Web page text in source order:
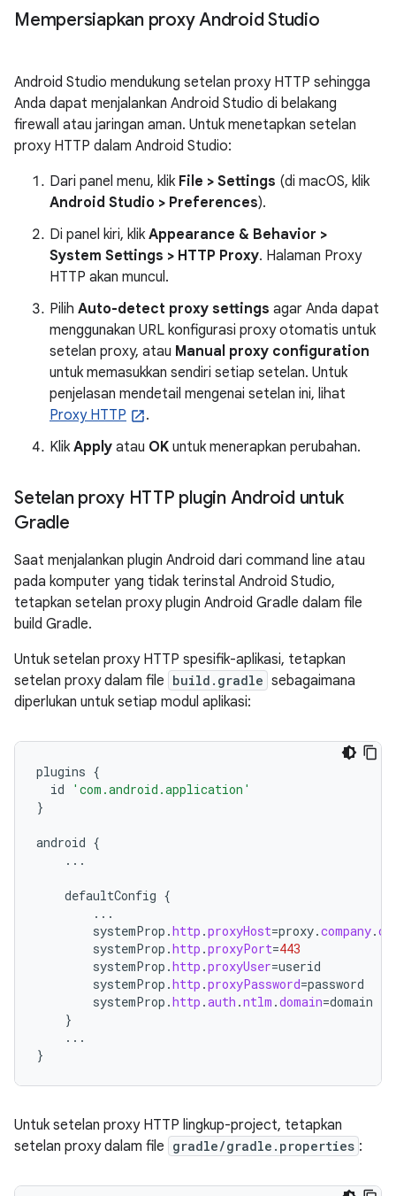
Mempersiapkan proxy Android Studio
Android Studio mendukung setelan proxy HTTP sehingga
Anda dapat menjalankan Android Studio di belakang
firewall atau jaringan aman. Untuk menetapkan setelan
proxy HTTP dalam Android Studio:
Dari panel menu, klik File > Settings (di macOS, klik
Android Studio > Preferences).
Di panel kiri, klik Appearance & Behavior >
System Settings > HTTP Proxy. Halaman Proxy
HTTP akan muncul.
Pilih Auto-detect proxy settings agar Anda dapat
menggunakan URL konfigurasi proxy otomatis untuk
setelan proxy, atau Manual proxy configuration
untuk memasukkan sendiri setiap setelan. Untuk
penjelasan mendetail mengenai setelan ini, lihat
Proxy HTTP
.
Klik Apply atau OK untuk menerapkan perubahan.
Setelan proxy HTTP plugin Android untuk
Gradle
Saat menjalankan plugin Android dari command line atau
pada komputer yang tidak terinstal Android Studio,
tetapkan setelan proxy plugin Android Gradle dalam file
build Gradle.
Untuk setelan proxy HTTP spesifik-aplikasi, tetapkan
setelan proxy dalam file build.gradle sebagaimana
diperlukan untuk setiap modul aplikasi:
plugins {
id
'com.android.application'
}
android {
...
defaultConfig {
...
systemProp .http .proxyHost=proxy.company.
systemProp .http .proxyPort=443
systemProp .http .proxyUser=userid
systemProp .http .proxyPassword=password
systemProp .http .auth .ntlm .domain=domain
}
...
}
Untuk setelan proxy HTTP lingkup-project, tetapkan
setelan proxy dalam file gradle/gradle.properties :